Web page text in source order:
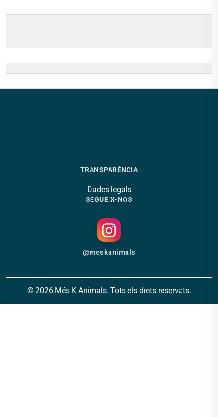
TRANSPARÈNCIA
Dades legals
SEGUEIX-NOS
@meskanimals
© 2026 Més K Animals. Tots els drets reservats.